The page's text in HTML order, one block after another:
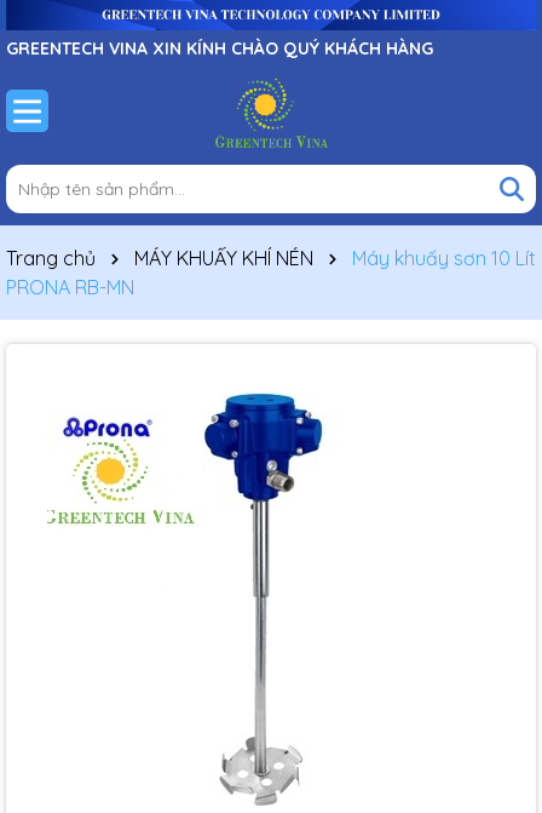
GREENTECH VINA XIN KÍNH CHÀO QUÝ KHÁCH HÀNG
Trang chủ MÁY KHUẤY KHÍ NÉN
Máy khuấy sơn 10 Lít
PRONA RB-MN